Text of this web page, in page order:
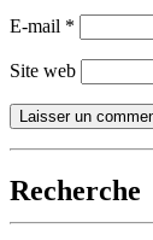
E-mail *
Site web
Recherche